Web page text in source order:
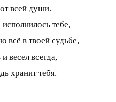
всей души.
тебе,
всё в твоей судьбе,
весел всегда,
хранит тебя.